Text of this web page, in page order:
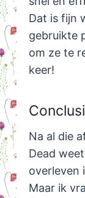
Dat is fijn
gebruikte
om ze te
keer!
Na al die
Dead
overleven
Maar ik